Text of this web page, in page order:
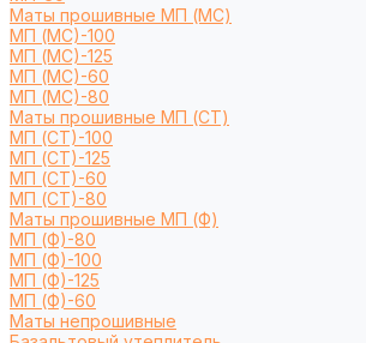
Маты прошивные МП (МС)
МП (МС)-100
МП (МС)-125
МП (МС)-60
МП (МС)-80
Маты прошивные МП (СТ)
МП (СТ)-100
МП (СТ)-125
МП (СТ)-60
МП (СТ)-80
Маты прошивные МП (Ф)
МП (Ф)-80
МП (Ф)-100
МП (Ф)-125
МП (Ф)-60
Маты непрошивные